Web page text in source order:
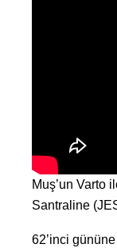
Muş’un Varto
Santraline
62’inci